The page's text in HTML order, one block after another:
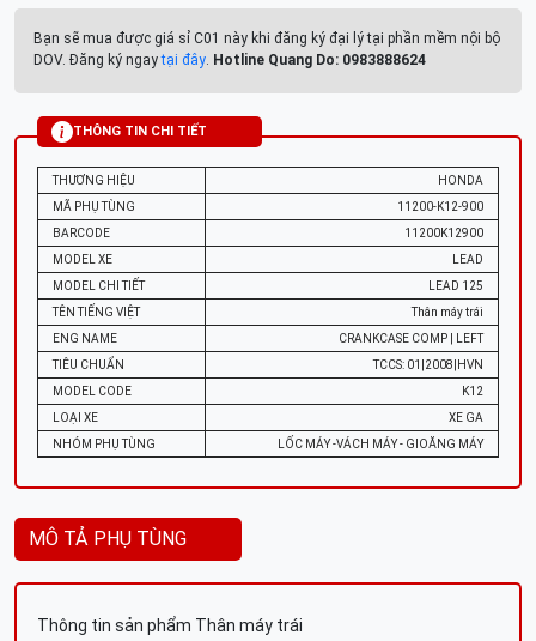
Bạn sẽ mua được giá sỉ C01 này khi đăng ký đại lý tại phần mềm nội bộ
DOV. Đăng ký ngaytại đây. Hotline Quang Do: 0983888624
THÔNG TIN CHI TIẾT
THƯƠNG HIỆU
HONDA
MÃ PHỤ TÙNG
11200-K12-900
BARCODE
11200K12900
MODEL XE
LEAD
MODEL CHI TIẾT
LEAD 125
TÊN TIẾNG VIỆT
Thân máy trái
ENG NAME
CRANKCASE COMP | LEFT
TIÊU CHUẨN
TCCS: 01|2008|HVN
MODEL CODE
K12
LOẠI XE
XE GA
NHÓM PHỤ TÙNG
LỐC MÁY -VÁCH MÁY - GIOĂNG MÁY
MÔ TẢ PHỤ TÙNG
Thông tin sản phẩm Thân máy trái